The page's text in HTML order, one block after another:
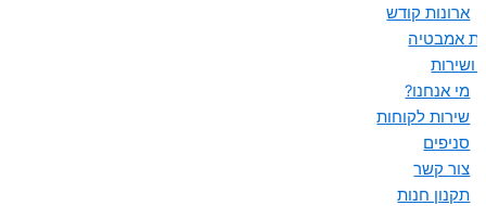
ארונות קודש
אמבטיה
ושירות
מי אנחנו?
שירות לקוחות
סניפים
צור קשר
תקנון חנות